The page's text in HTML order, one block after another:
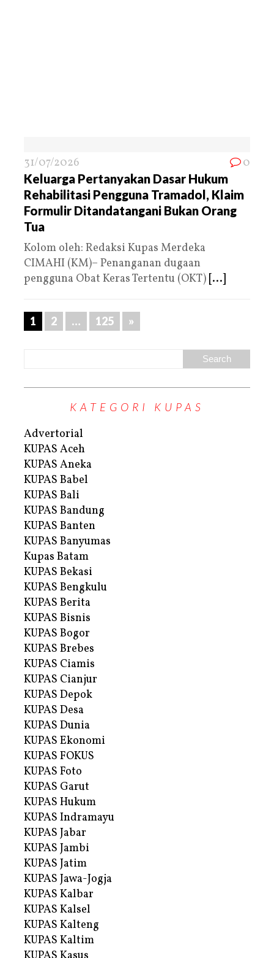
31/07/2026 0
Keluarga Pertanyakan Dasar Hukum
Rehabilitasi Pengguna Tramadol, Klaim
Formulir Ditandatangani Bukan Orang
Tua
Kolom oleh: Redaksi Kupas Merdeka
CIMAHI (KM)– Penanganan dugaan
pengguna Obat Keras Tertentu (OKT) [...]
1 2 … 125 »
KATEGORI KUPAS
Advertorial
KUPAS Aceh
KUPAS Aneka
KUPAS Babel
KUPAS Bali
KUPAS Bandung
KUPAS Banten
KUPAS Banyumas
Kupas Batam
KUPAS Bekasi
KUPAS Bengkulu
KUPAS Berita
KUPAS Bisnis
KUPAS Bogor
KUPAS Brebes
KUPAS Ciamis
KUPAS Cianjur
KUPAS Depok
KUPAS Desa
KUPAS Dunia
KUPAS Ekonomi
KUPAS FOKUS
KUPAS Foto
KUPAS Garut
KUPAS Hukum
KUPAS Indramayu
KUPAS Jabar
KUPAS Jambi
KUPAS Jatim
KUPAS Jawa-Jogja
KUPAS Kalbar
KUPAS Kalsel
KUPAS Kalteng
KUPAS Kaltim